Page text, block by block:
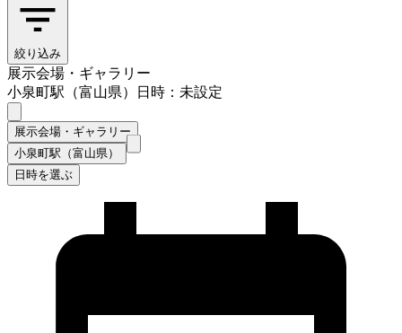
絞り込み
展示会場・ギャラリー
小泉町駅（富山県）
日時：未設定
展示会場・ギャラリー
小泉町駅（富山県）
日時を選ぶ